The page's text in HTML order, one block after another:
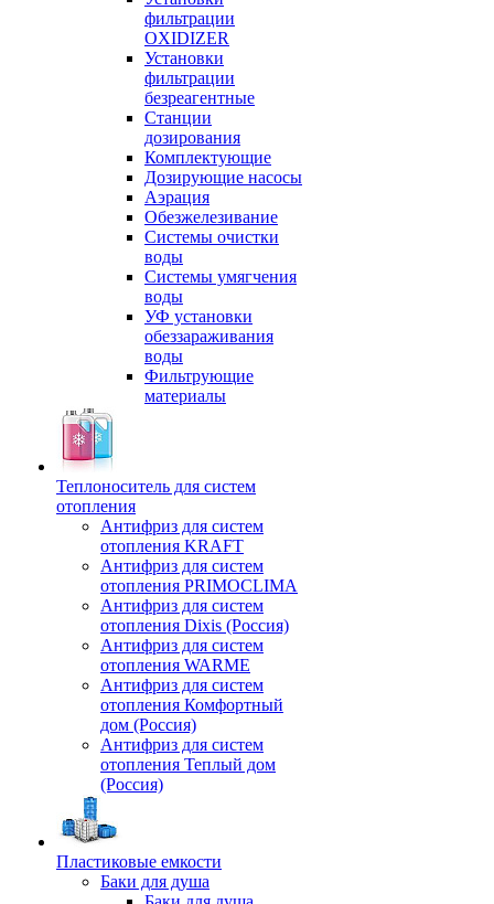
фильтрации
OXIDIZER
Установки
фильтрации
безреагентные
Станции
дозирования
Комплектующие
Дозирующие насосы
Аэрация
Обезжелезивание
Системы очистки
воды
Системы умягчения
воды
УФ установки
обеззараживания
воды
Фильтрующие
материалы
Теплоноситель для систем
отопления
Антифриз для систем
отопления KRAFT
Антифриз для систем
отопления PRIMOCLIMA
Антифриз для систем
отопления Dixis (Россия)
Антифриз для систем
отопления WARME
Антифриз для систем
отопления Комфортный
дом (Россия)
Антифриз для систем
отопления Теплый дом
(Россия)
Пластиковые емкости
Баки для душа